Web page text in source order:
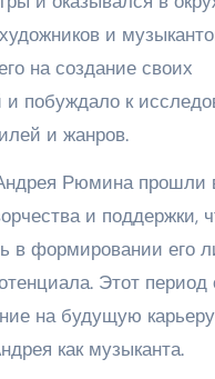
и
на создание своих
и побуждало к
и жанров.
Рюмина прошли
и поддержки,
в формировании его
Этот период
на будущую
как музыканта.